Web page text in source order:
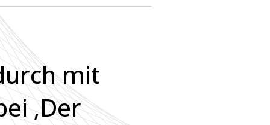
mit
‚Der